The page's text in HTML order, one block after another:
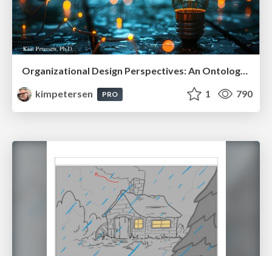
Organizational Design Perspectives: An Ontology of Organizational Design Elements
kimpetersen
PRO 1 790